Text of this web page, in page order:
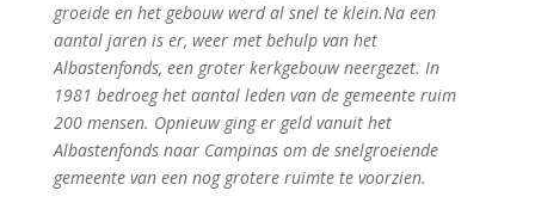
groeide en het gebouw werd al snel te klein.Na een
aantal jaren is er, weer met behulp van het
Albastenfonds, een groter kerkgebouw neergezet. In
1981 bedroeg het aantal leden van de gemeente ruim
200 mensen. Opnieuw ging er geld vanuit het
Albastenfonds naar Campinas om de snelgroeiende
gemeente van een nog grotere ruimte te voorzien.